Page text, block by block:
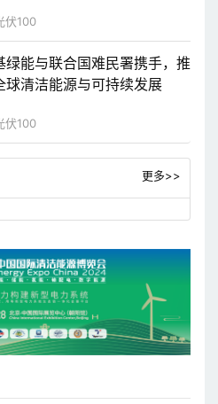
伏100
绿能与联合国难民署携手，推
球清洁能源与可持续发展
伏100
更多>>